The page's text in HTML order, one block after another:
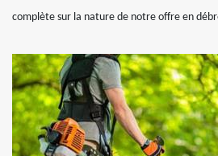
complète sur la nature de notre offre en